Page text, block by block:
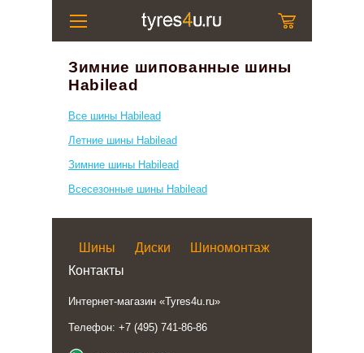
Зимние шипованные шины
Habilead
Все шины Habilead
Летние шины Habilead
Зимние шины Habilead
Всесезонные шины Habilead
Шины Диски
Шиномонтаж
Контакты
Интернет-магазин «Tyres4u.ru»
Телефон: +7 (495) 741-86-86